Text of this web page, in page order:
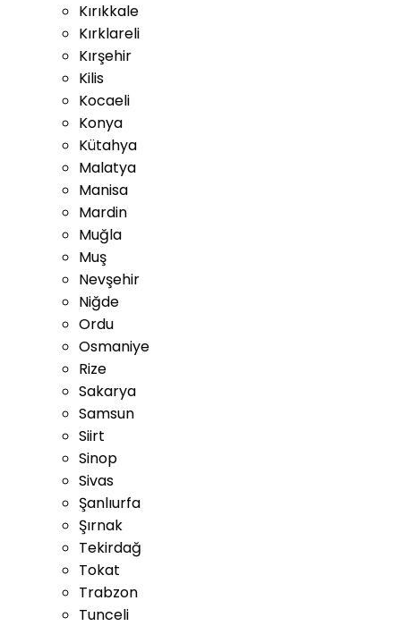
Kırıkkale
Kırklareli
Kırşehir
Kilis
Kocaeli
Konya
Kütahya
Malatya
Manisa
Mardin
Muğla
Muş
Nevşehir
Niğde
Ordu
Osmaniye
Rize
Sakarya
Samsun
Siirt
Sinop
Sivas
Şanlıurfa
Şırnak
Tekirdağ
Tokat
Trabzon
Tunceli